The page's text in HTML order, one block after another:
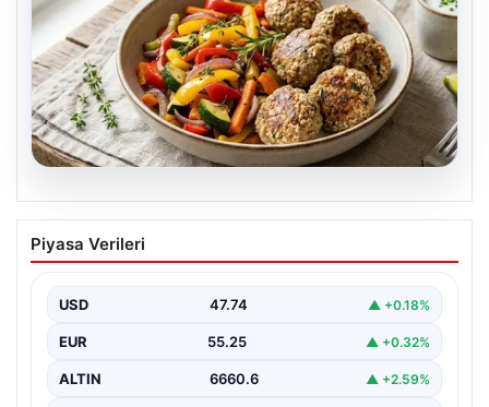
07.08.2026
Klasik lezzete fit dokunuş: Yulaf kepekli
yağsız anne köftesi ve sebze sotesi
{"title": "Klasik Lezzete Fit Dokunuş: Yulaf Kepekli
Piyasa Verileri
USD 47.74 ▲ +0.18%
EUR 55.25 ▲ +0.32%
ALTIN 6660.6 ▲ +2.59%